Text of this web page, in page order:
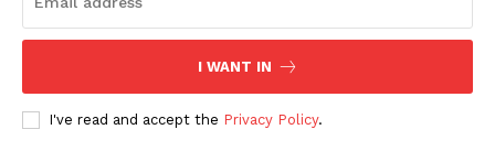
I WANT IN
I've read and accept the Privacy Policy.